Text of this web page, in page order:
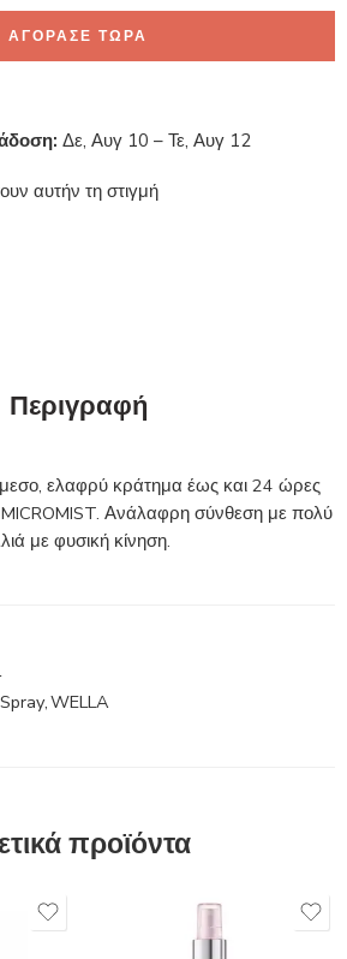
ΑΓΟΡΑΣΕ ΤΩΡΑ
Δε, Αυγ 10 – Τε, Αυγ 12
αυτήν τη στιγμή
Περιγραφή
ελαφρύ κράτημα έως και 24 ώρες
Ανάλαφρη σύνθεση με πολύ
με φυσική κίνηση.
,WELLA
προϊόντα